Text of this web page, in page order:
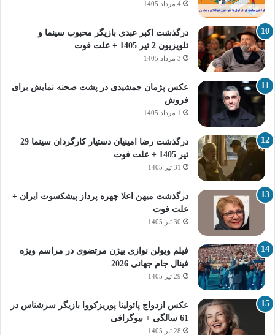
4 مرداد 1405
درگذشت اکبر عبدی بازیگر محبوب سینما و
تلویزیون 2 تیر 1405 + علت فوت
3 مرداد 1405
عکس پژمان جمشیدی در پشت صحنه نمایش برای
فروش
1 مرداد 1405
درگذشت رضا امینیان دستیار کارگردان سینما 29
تیر 1405 + علت فوت
31 تیر 1405
درگذشت میهن اعلا چهره پرداز پیشکسوت ایران +
علت فوت
30 تیر 1405
فیلم ویولن نوازی بیژن مرتضوی در مراسم ویژه
فینال جام جهانی 2026
29 تیر 1405
عکس ازدواج پائولینا پوریزکووا بازیگر سرشناس در
61 سالگی + بیوگرافی
28 تیر 1405